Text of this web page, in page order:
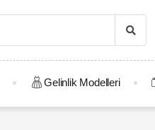
Gelinlik Modelleri